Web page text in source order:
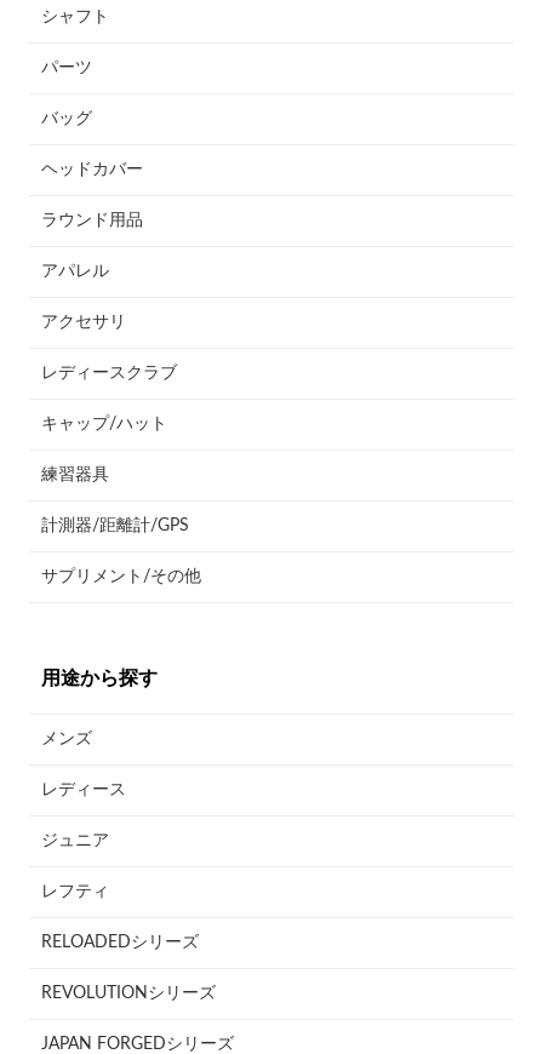
シャフト
パーツ
バッグ
ヘッドカバー
ラウンド用品
アパレル
アクセサリ
レディースクラブ
キャップ/ハット
練習器具
計測器/距離計/GPS
サプリメント/その他
用途から探す
メンズ
レディース
ジュニア
レフティ
RELOADEDシリーズ
REVOLUTIONシリーズ
JAPAN FORGEDシリーズ